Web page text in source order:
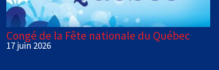
Congé de la Fête nationale du Québec
17 juin 2026